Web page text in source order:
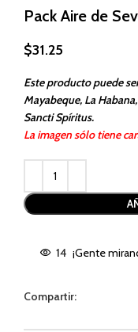
Pack Aire de
$31.25
Este producto puede
Mayabeque, La
Sancti Spíritus.
La imagen sólo tiene
14 ¡Gente
Compartir: